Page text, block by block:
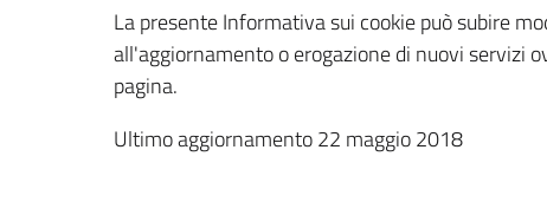
La presente Informativa sui cookie può subire
all'aggiornamento o erogazione di nuovi servizi
pagina.
Ultimo aggiornamento 22 maggio 2018